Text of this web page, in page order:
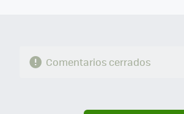
Comentarios cerrados